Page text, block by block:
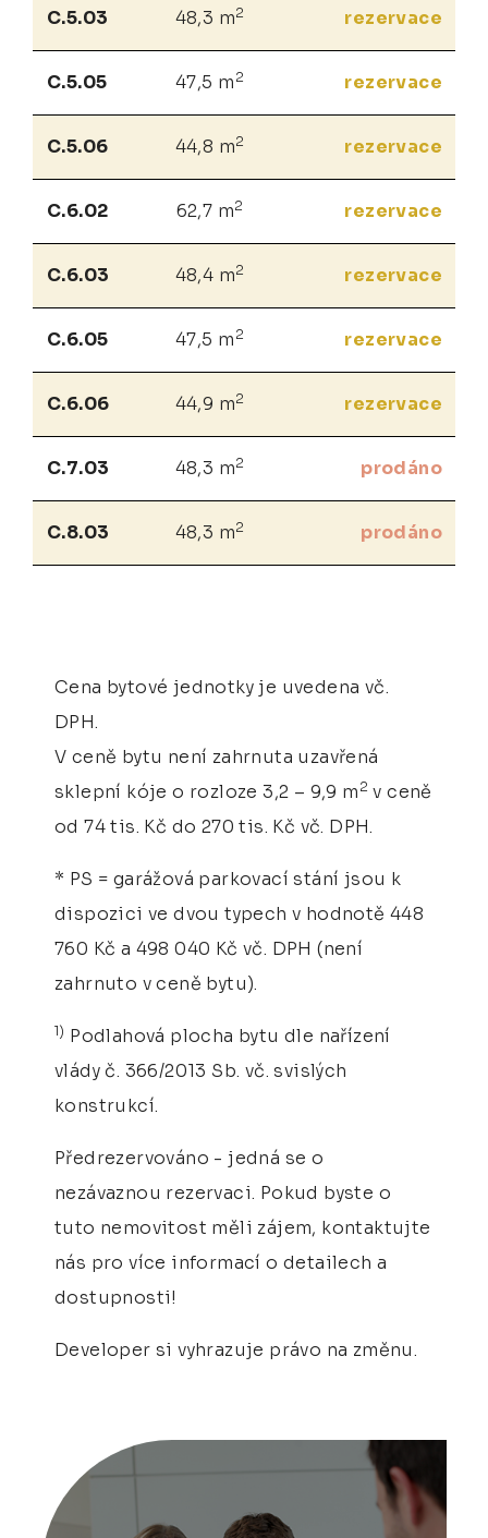
C.5.03 48,3 m2 rezervace
C.5.05 47,5 m 2 rezervace
C.5.06 44,8 m2 rezervace
C.6.02 62,7 m2 rezervace
C.6.03 48,4 m2 rezervace
C.6.05 47,5 m 2 rezervace
C.6.06 44,9 m2 rezervace
C.7.03 48,3 m2 prodáno
C.8.03 48,3 m2 prodáno
Cena bytové jednotky je uvedena vč.
DPH.
V ceně bytu není zahrnuta uzavřená
sklepní kóje o rozloze 3,2 – 9,9 m 2 v ceně
od 74 tis. Kč do 270 tis. Kč vč. DPH.
* PS = garážová parkovací stání jsou k
dispozici ve dvou typech v hodnotě 448
760 Kč a 498 040 Kč vč. DPH (není
zahrnuto v ceně bytu).
1) Podlahová plocha bytu dle nařízení
vlády č. 366/2013 Sb. vč. svislých
konstrukcí.
Předrezervováno - jedná se o
nezávaznou rezervaci. Pokud byste o
tuto nemovitost měli zájem, kontaktujte
nás pro více informací o detailech a
dostupnosti!
Developer si vyhrazuje právo na změnu.